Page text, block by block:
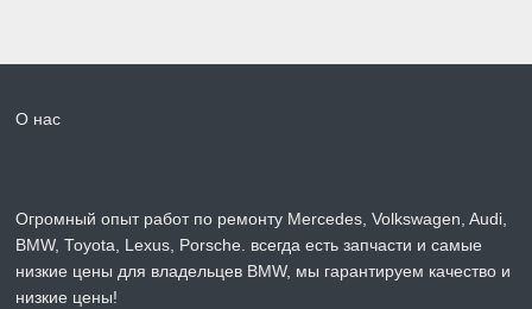
О нас
Огромный опыт работ по ремонту Mercedes, Volkswagen, Audi,
BMW, Toyota, Lexus, Porsche. всегда есть запчасти и самые
низкие цены для владельцев BMW, мы гарантируем качество и
низкие цены!